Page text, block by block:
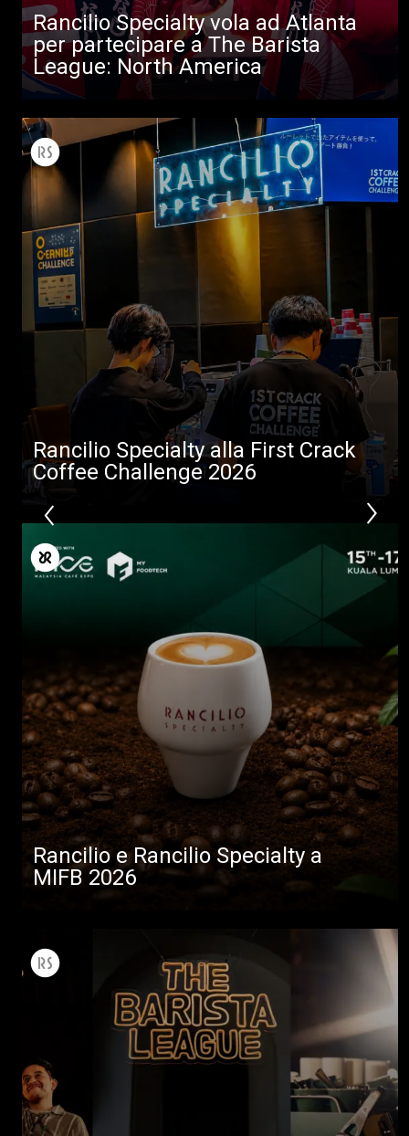
Rancilio Specialty vola ad Atlanta
per partecipare a The Barista
League: North America
Rancilio Specialty alla First Crack
Coffee Challenge 2026
Rancilio e Rancilio Specialty a
MIFB 2026
Tutti
Prodotti
Download